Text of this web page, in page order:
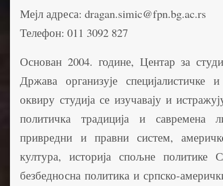
Мејл адреса: dragan.simic@fpn.bg.ac.rs
Телефон: 011 3092 827
Основан 2004. године, Центар за
Држава организује
оквиру студија се изучавају и
политичка традиција и
привредни и правни систем,
култура, историја спољне
безбедносна политика и српско-